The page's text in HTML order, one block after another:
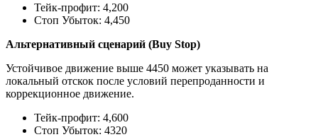
Тейк-профит: 4,200
Стоп Убыток: 4,450
Альтернативный сценарий (Buy Stop)
Устойчивое движение выше 4450 может указывать на
локальный отскок после условий перепроданности и
коррекционное движение.
Тейк-профит: 4,600
Стоп Убыток: 4320